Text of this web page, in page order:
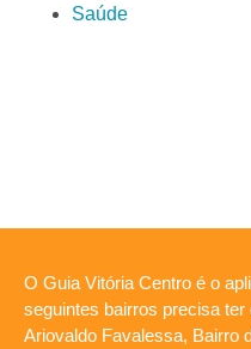
Saúde
O Guia Vitória Centro é o
seguintes bairros precisa ter
Ariovaldo Favalessa, Bairro